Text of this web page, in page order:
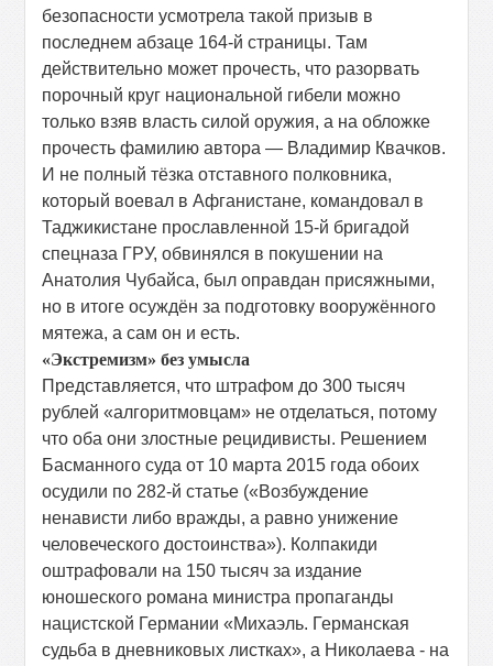
безопасности усмотрела такой призыв в
последнем абзаце 164-й страницы. Там
действительно может прочесть, что разорвать
порочный круг национальной гибели можно
только взяв власть силой оружия, а на обложке
прочесть фамилию автора — Владимир Квачков.
И не полный тёзка отставного полковника,
который воевал в Афганистане, командовал в
Таджикистане прославленной 15-й бригадой
спецназа ГРУ, обвинялся в покушении на
Анатолия Чубайса, был оправдан присяжными,
но в итоге осуждён за подготовку вооружённого
мятежа, а сам он и есть.
«Экстремизм» без умысла
Представляется, что штрафом до 300 тысяч
рублей «алгоритмовцам» не отделаться, потому
что оба они злостные рецидивисты. Решением
Басманного суда от 10 марта 2015 года обоих
осудили по 282-й статье («Возбуждение
ненависти либо вражды, а равно унижение
человеческого достоинства»). Колпакиди
оштрафовали на 150 тысяч за издание
юношеского романа министра пропаганды
нацистской Германии «Михаэль. Германская
судьба в дневниковых листках», а Николаева - на